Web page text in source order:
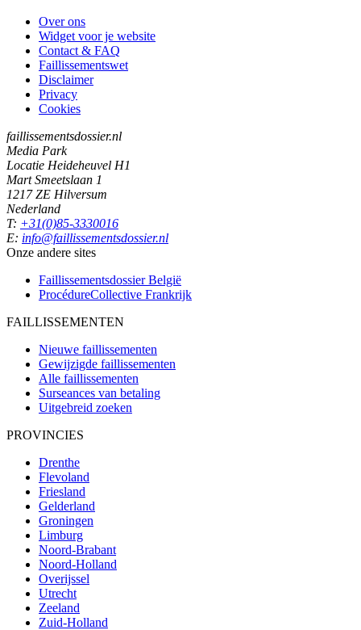
Over ons
Widget voor je website
Contact & FAQ
Faillissementswet
Disclaimer
Privacy
Cookies
faillissementsdossier.nl
Media Park
Locatie Heideheuvel H1
Mart Smeetslaan 1
1217 ZE Hilversum
Nederland
T: +31(0)85-3330016
E: info@faillissementsdossier.nl
Onze andere sites
Faillissementsdossier België
ProcédureCollective Frankrijk
FAILLISSEMENTEN
Nieuwe faillissementen
Gewijzigde faillissementen
Alle faillissementen
Surseances van betaling
Uitgebreid zoeken
PROVINCIES
Drenthe
Flevoland
Friesland
Gelderland
Groningen
Limburg
Noord-Brabant
Noord-Holland
Overijssel
Utrecht
Zeeland
Zuid-Holland